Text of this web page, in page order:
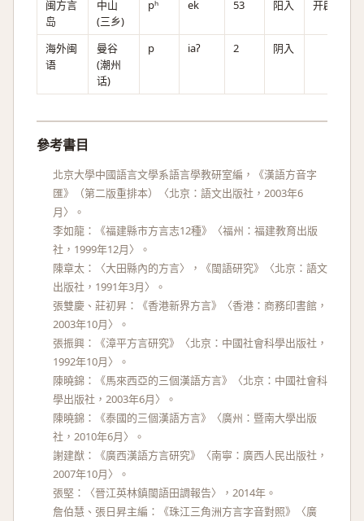
闽方言
岛
中山
(三乡)
pʰ ek 53 阳入 开辟
海外闽
语
曼谷
(潮州
话)
p iaʔ 2 阴入
參考書目
北京大學中國語言文學系語言學教研室編，《漢語方音字
匯》（第二版重排本）〈北京：語文出版社，2003年6
月〉。
李如龍：《福建縣市方言志12種》〈福州：福建教育出版
社，1999年12月〉。
陳章太：〈大田縣內的方言〉，《閩語研究》〈北京：語文
出版社，1991年3月〉。
張雙慶、莊初昇：《香港新界方言》〈香港：商務印書館，
2003年10月〉。
張振興：《漳平方言研究》〈北京：中國社會科學出版社，
1992年10月〉。
陳曉錦：《馬來西亞的三個漢語方言》〈北京：中國社會科
學出版社，2003年6月〉。
陳曉錦：《泰國的三個漢語方言》〈廣州：暨南大學出版
社，2010年6月〉。
謝建猷：《廣西漢語方言研究》〈南寧：廣西人民出版社，
2007年10月〉。
張堅：〈晉江英林鎮閩語田調報告〉，2014年。
詹伯慧、張日昇主編：《珠江三角洲方言字音對照》〈廣